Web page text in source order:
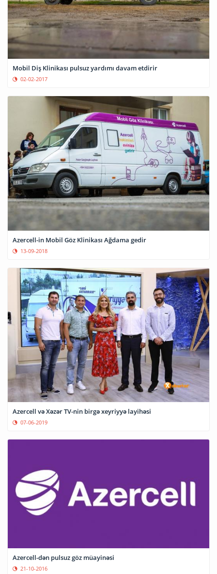
Mobil Diş Klinikası pulsuz yardımı davam etdirir
02-02-2017
Azercell-in Mobil Göz Klinikası Ağdama gedir
13-09-2018
Azercell və Xəzər TV-nin birgə xeyriyyə layihəsi
07-06-2019
Azercell-dən pulsuz göz müayinəsi
21-10-2016